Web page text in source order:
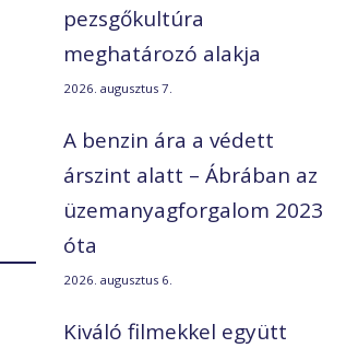
pezsgőkultúra
meghatározó alakja
2026. augusztus 7.
A benzin ára a védett
árszint alatt – Ábrában az
üzemanyagforgalom 2023
óta
2026. augusztus 6.
Kiváló filmekkel együtt